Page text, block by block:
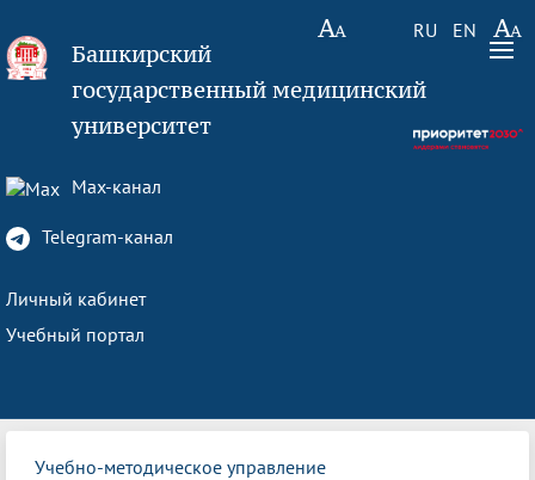
RU EN
Башкирский
государственный медицинский
университет
Max-канал
Telegram-канал
Личный кабинет
Учебный портал
Учебно-методическое управление